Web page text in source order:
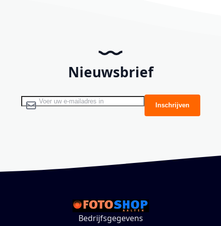
Nieuwsbrief
Abonneer u op onze nieuwsbrief Inschrijven
Bedrijfsgegevens